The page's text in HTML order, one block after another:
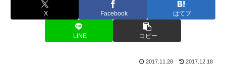
X Facebook はてブ
LINE コピー
2017.11.28 2017.12.18